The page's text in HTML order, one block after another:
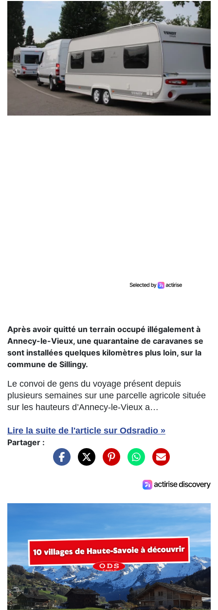
Après avoir quitté un terrain occupé illégalement à
Annecy-le-Vieux, une quarantaine de caravanes se
sont installées quelques kilomètres plus loin, sur la
commune de Sillingy.
Le convoi de gens du voyage présent depuis
plusieurs semaines sur une parcelle agricole située
sur les hauteurs d’Annecy-le-Vieux a…
Lire la suite de l'article sur Odsradio »
Partager :